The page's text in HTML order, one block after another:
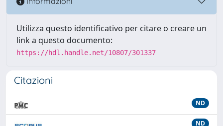
Utilizza questo identificativo per citare o creare un
link a questo documento:
https://hdl.handle.net/10807/301337
Citazioni
ND
ND